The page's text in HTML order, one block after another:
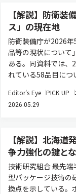
【解説】防衛
ス」の現在地
防衛装備庁が2026
品等の現状について
ある。同資料では、
れている58品目につ
Editor's Eye PICK UP
2026.05.29
【解説】北海道
争力強化の鍵と
技術研究組合 最先
型パッケージ技術の
換点を示している。